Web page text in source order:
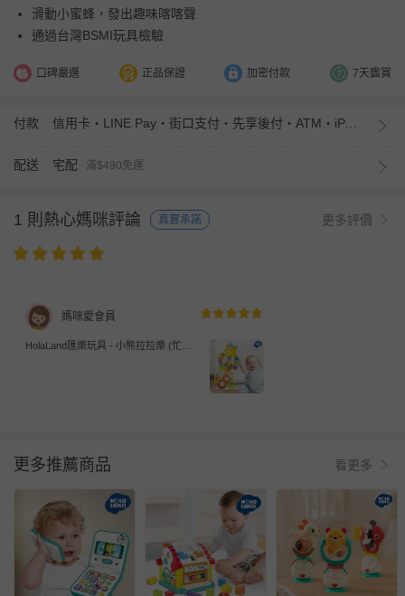
滑動小蜜蜂，發出趣味喀喀聲
通過台灣BSMI玩具檢驗
口碑嚴選 正品保證 加密付款 7天鑑賞
付款 信用卡・LINE Pay・街口支付・先享後付・ATM・iPASS MONEY
配送 宅配 滿$490免運
1 則熱心媽咪評論 真實承諾 更多評價
媽咪愛會員
HolaLand匯樂玩具 - 小熊拉拉樂 (忙碌
更多推薦商品 看更多